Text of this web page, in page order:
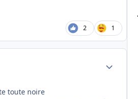
2 1
Author
toute noire